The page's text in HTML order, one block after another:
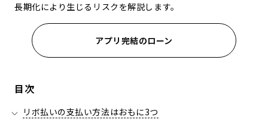
長期化により生じるリスクを解説します。
アプリ完結のローン
目次
リボ払いの支払い方法はおもに3つ